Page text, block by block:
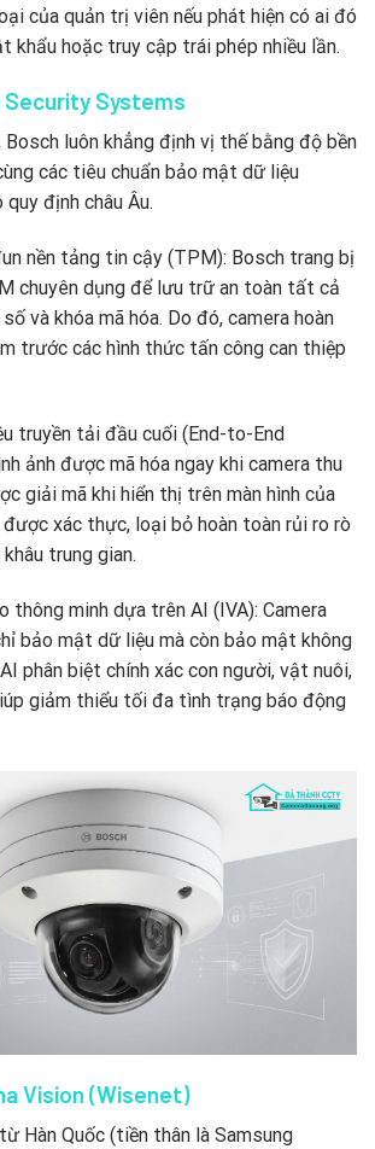
của quản trị viên nếu phát hiện có ai đó
khẩu hoặc truy cập trái phép nhiều lần.
Security Systems
luôn khẳng định vị thế bằng độ bền
các tiêu chuẩn bảo mật dữ liệu
định châu Âu.
nền tảng tin cậy (TPM): Bosch trang bị
chuyên dụng để lưu trữ an toàn tất cả
và khóa mã hóa. Do đó, camera hoàn
trước các hình thức tấn công can thiệp
truyền tải đầu cuối (End-to-End
ảnh được mã hóa ngay khi camera thu
giải mã khi hiển thị trên màn hình của
xác thực, loại bỏ hoàn toàn rủi ro rò
trung gian.
thông minh dựa trên AI (IVA): Camera
bảo mật dữ liệu mà còn bảo mật không
phân biệt chính xác con người, vật nuôi,
giảm thiểu tối đa tình trạng báo động
Vision (Wisenet)
Hàn Quốc (tiền thân là Samsung